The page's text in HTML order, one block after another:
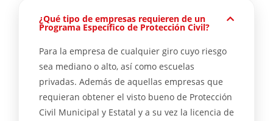
¿Qué tipo de empresas requieren de un
Programa Específico de Protección Civil?
Para la empresa de cualquier giro cuyo riesgo
sea mediano o alto, así como escuelas
privadas. Además de aquellas empresas que
requieran obtener el visto bueno de Protección
Civil Municipal y Estatal y a su vez la licencia de